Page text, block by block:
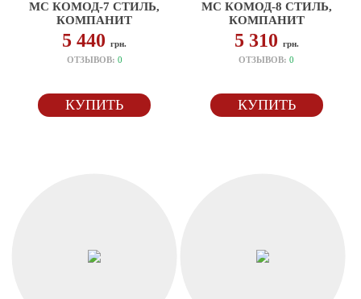
МС КОМОД-7 СТИЛЬ,
КОМПАНИТ
5 440грн.
ОТЗЫВОВ: 0
КУПИТЬ
МС КОМОД-8 СТИЛЬ,
КОМПАНИТ
5 310 грн.
ОТЗЫВОВ:0
КУПИТЬ